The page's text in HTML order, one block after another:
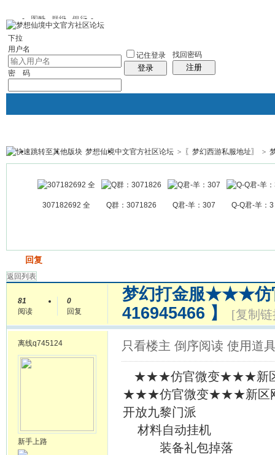
图酷 群组 银行
下拉
用户名
密 码
记住登录
登录
找回密码
注册
银行 群组聚合 我的空间
帖子
梦想仙境中文官方社区论坛 > 〖梦幻西游私服地址〗 >
307182692 全 Q群：3071826 Q君-羊：307 Q-Q君-羊：3
回复
返回列表
81
阅读
0
回复
梦幻打金服★★★仿
416945466 】
[复制
离线q745124
新手上路
只看楼主 倒序阅读 使用道
★★★仿官微变★★★新区
★★★仿官微变★★★新区刚
开放九黎门派
材料自动挂机
装备礼包掉落